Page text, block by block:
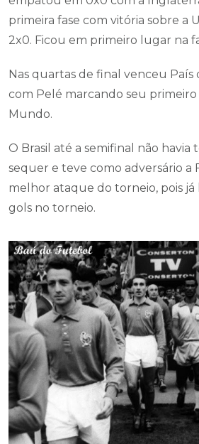
primeira fase com vitória sobre a
2x0. Ficou em primeiro lugar na
Nas quartas de final venceu País
com Pelé marcando seu primeiro
Mundo.
O Brasil até a semifinal não havia
sequer e teve como adversário a
melhor ataque do torneio, pois já
gols no torneio.